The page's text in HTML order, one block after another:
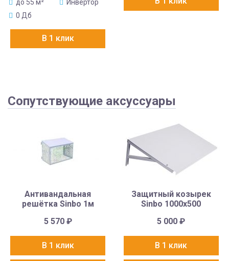
до 55 м²
Инвертор
0 Дб
В 1 клик
Сопутствующие аксуссуары
Антивандальная
решётка Sinbo 1м
5 570 ₽
В 1 клик
Защитный козырек
Sinbo 1000х500
5 000₽
В 1 клик